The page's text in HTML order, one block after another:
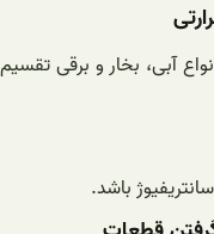
آبی، بخار و برقی تقسیم
باشد.